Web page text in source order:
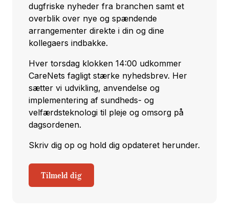
dugfriske nyheder fra branchen samt et
overblik over nye og spændende
arrangementer direkte i din og dine
kollegaers indbakke.
Hver torsdag klokken 14:00 udkommer
CareNets fagligt stærke nyhedsbrev. Her
sætter vi udvikling, anvendelse og
implementering af sundheds- og
velfærdsteknologi til pleje og omsorg på
dagsordenen.
Skriv dig op og hold dig opdateret herunder.
Tilmeld dig